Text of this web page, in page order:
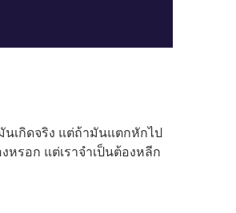
นเกิดจริง แต่ถ้ามันแตกหักไป
หรอก แต่เราจำเป็นต้องหลีก